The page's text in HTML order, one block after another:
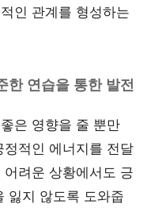
인 관계를 형성하는
한 연습을 통한 발전
은 영향을 줄 뿐만
적인 에너지를 전달
려운 상황에서도 긍
잃지 않도록 도와줍